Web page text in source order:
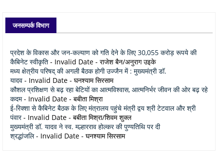
जनसम्पर्क विभाग
प्रदेश के विकास और जन-कल्याण को गति देने के लिए 30,055 करोड़ रूपये की
कैबिनेट स्वीकृति - Invalid Date - राजेश बैन/अनुराग उइके
मध्य क्षेत्रीय परिषद् की अगली बैठक होगी उज्जैन में : मुख्यमंत्री डॉ.
यादव - Invalid Date - घनश्याम सिरसाम
कौशल प्रशिक्षण से बढ़ रहा बेटियों का आत्मविश्वास, आत्मनिर्भर जीवन की ओर बढ़ रहे
कदम- Invalid Date - बबीता मिश्रा
ई-रिक्शा से कैबिनेट बैठक के लिए मंत्रालय पहुंचे मंत्री द्वय श्री टेटवाल और श्री
पंवार- Invalid Date - बबीता मिश्रा/शिवम शुक्ल
मुख्यमंत्री डॉ. यादव ने स्व. मल्हारराव होल्कर की पुण्यतिथि पर दी
श्रद्धांजलि- Invalid Date - घनश्याम सिरसाम